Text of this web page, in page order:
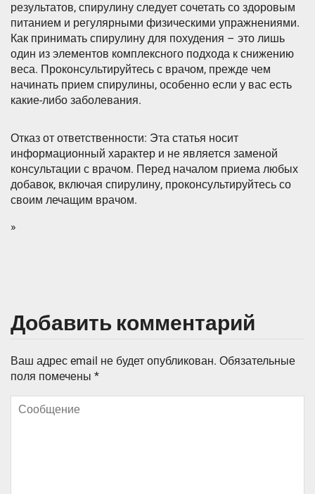
результатов, спирулину следует сочетать со здоровым
питанием и регулярными физическими упражнениями.
Как принимать спирулину для похудения – это лишь
один из элементов комплексного подхода к снижению
веса. Проконсультируйтесь с врачом, прежде чем
начинать прием спирулины, особенно если у вас есть
какие-либо заболевания.
Отказ от ответственности: Эта статья носит
информационный характер и не является заменой
консультации с врачом. Перед началом приема любых
добавок, включая спирулину, проконсультируйтесь со
своим лечащим врачом.
»
Добавить комментарий
Ваш адрес email не будет опубликован. Обязательные
поля помечены *